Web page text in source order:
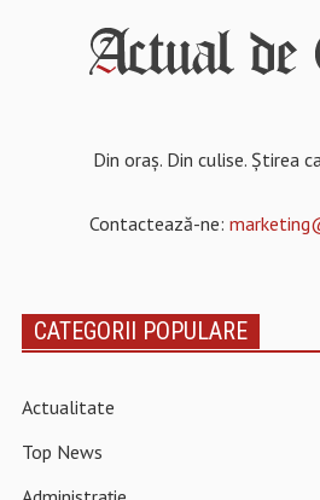
Din oraș. Din culise. Știrea
Contactează-ne:
CATEGORII POPULARE
Actualitate
Top News